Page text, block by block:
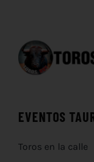
EVENTOS
Toros en la calle